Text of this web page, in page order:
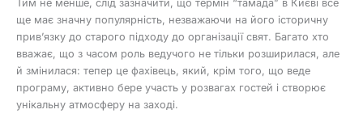
Тим не менше, слід зазначити, що термін “тамада” в Києві все
ще має значну популярність, незважаючи на його історичну
прив’язку до старого підходу до організації свят. Багато хто
вважає, що з часом роль ведучого не тільки розширилася, але
й змінилася: тепер це фахівець, який, крім того, що веде
програму, активно бере участь у розвагах гостей і створює
унікальну атмосферу на заході.